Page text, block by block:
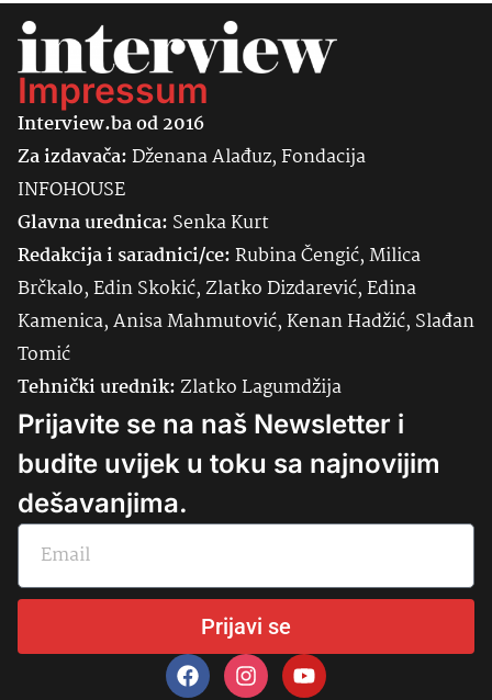
Impressum
Interview.ba od 2016
Za izdavača:Dženana Alađuz, Fondacija
INFOHOUSE
Glavna urednica: SenkaKurt
Redakcija i saradnici/ce:Rubina Čengić, Milica
Brčkalo, Edin Skokić, Zlatko Dizdarević, Edina
Kamenica, Anisa Mahmutović, Kenan Hadžić, Slađan
Tomić
Tehnički urednik:Zlatko Lagumdžija
Prijavite se na naš Newsletter i
budite uvijek u toku sa najnovijim
dešavanjima.
Prijavi se